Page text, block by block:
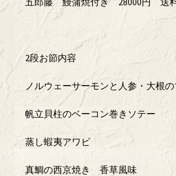
2段お節内容
ノルウェーサーモンと人参・大根
帆立貝柱のベーコン巻きソテー
蒸し蝦夷アワビ
真鯛の西京焼き 香草風味